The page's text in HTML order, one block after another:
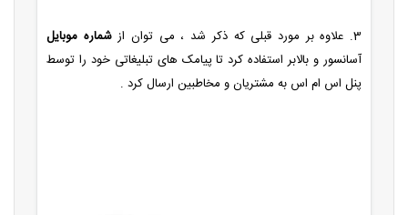
3. علاوه بر مورد قبلی که ذکر شد ، می توان از
شماره موبایل
آسانسور و بالابر استفاده کرد تا پیامک های تبلیغاتی خود را توسط
پنل اس ام اس به مشتریان و مخاطبین ارسال کرد .